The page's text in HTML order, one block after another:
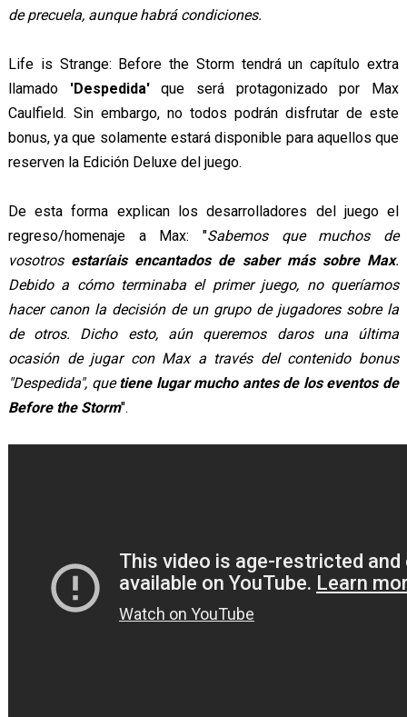
de precuela, aunque habrá condiciones.
Life is Strange: Before the Storm tendrá un capítulo extra
llamado 'Despedida'que será protagonizado por Max
Caulfield. Sin embargo, no todos podrán disfrutar de este
bonus, ya que solamente estará disponible para aquellos que
reserven la Edición Deluxe del juego.
De esta forma explican los desarrolladores del juego el
regreso/homenaje a Max: "Sabemos que muchos de
vosotros estaríais encantados de saber más sobre Max.
Debido a cómo terminaba el primer juego, no queríamos
hacer canon la decisión de un grupo de jugadores sobre la
de otros. Dicho esto, aún queremos daros una última
ocasión de jugar con Max a través del contenido bonus
"Despedida", quetiene lugar mucho antes de los eventos de
Before the Storm".